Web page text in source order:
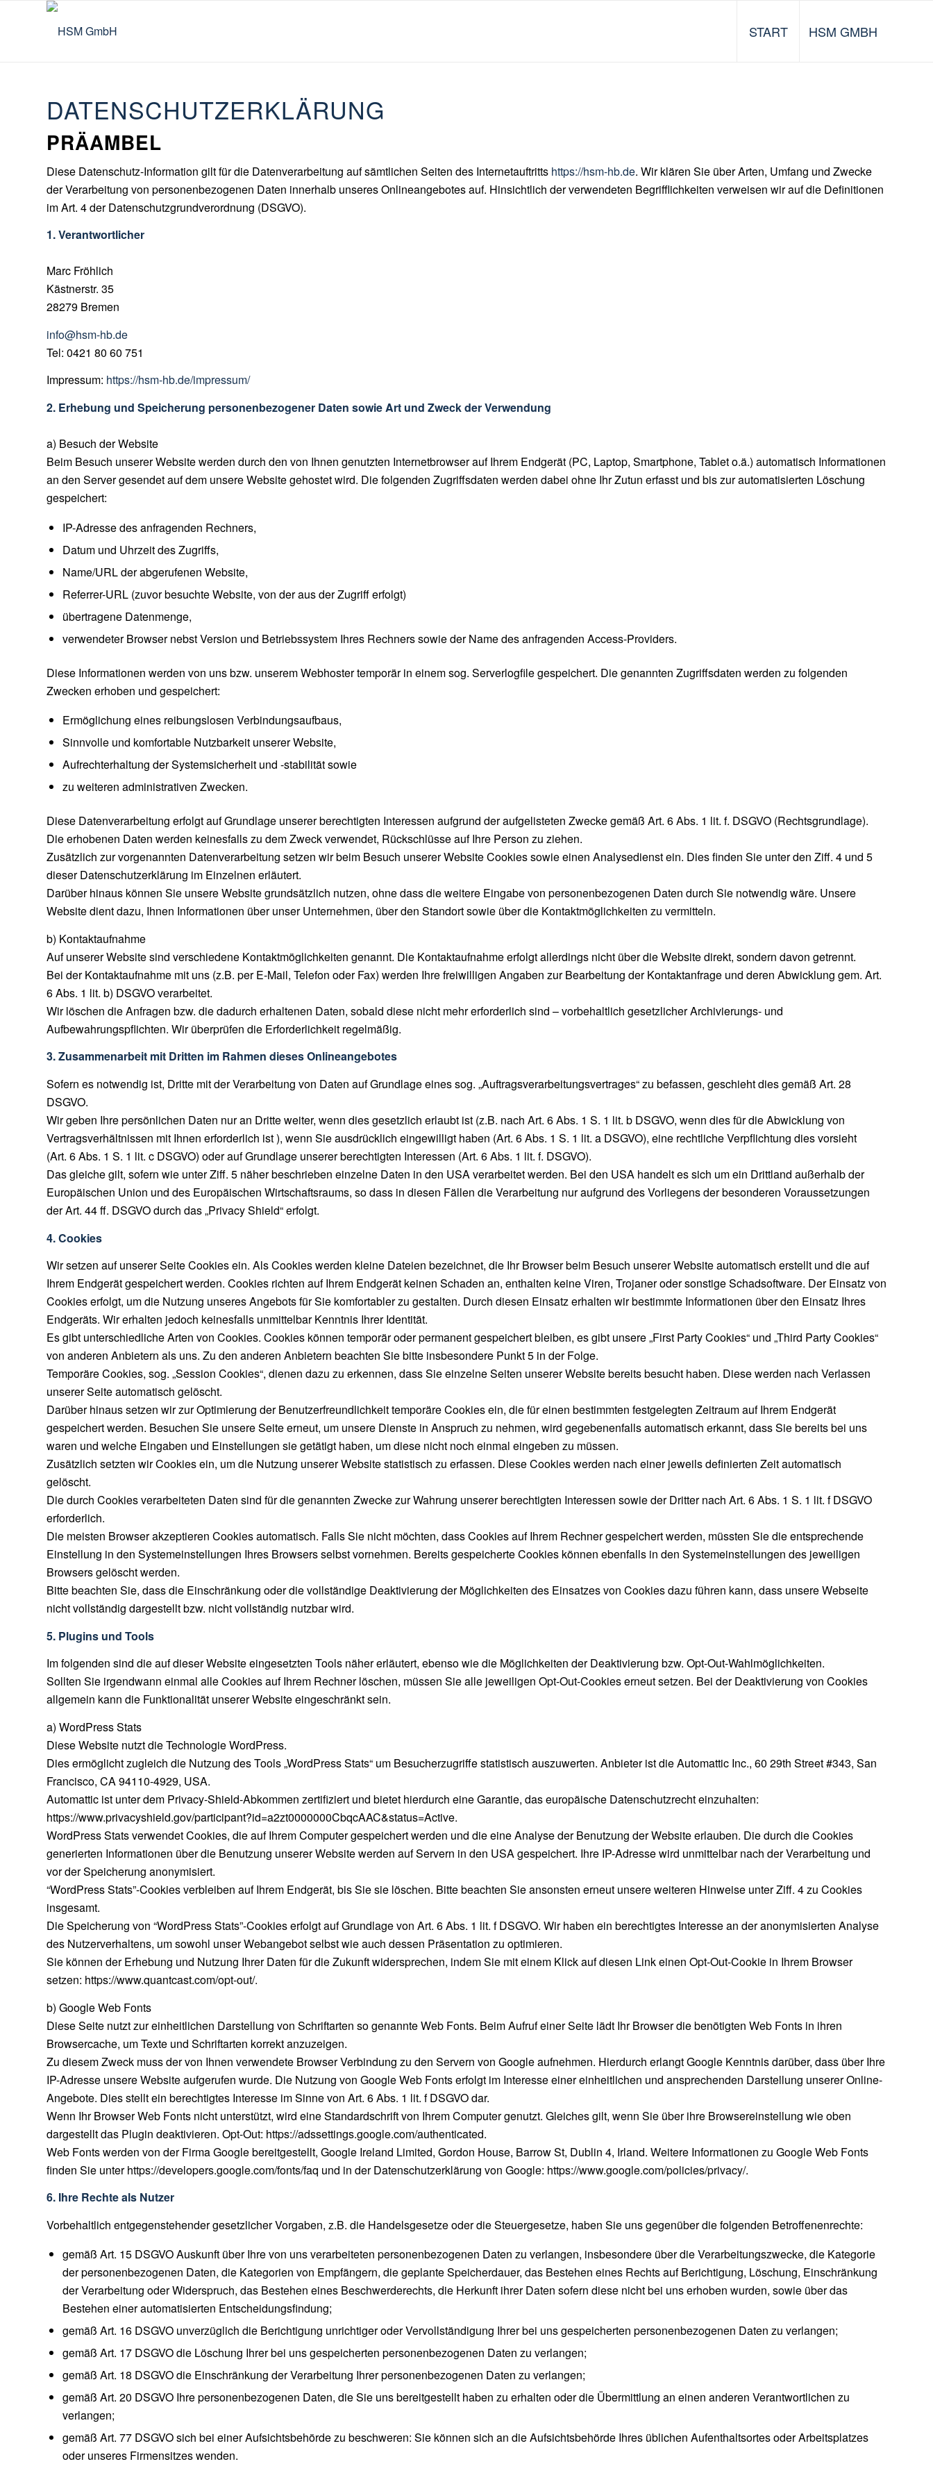
START HSM GMBH
DATENSCHUTZERKLÄRUNG
PRÄAMBEL
Diese Datenschutz-Information gilt für die Datenverarbeitung auf sämtlichen Seiten des Internetauftritts https://hsm-hb.de. Wir klären Sie über Arten, Umfang und Zwecke
der Verarbeitung von personenbezogenen Daten innerhalb unseres Onlineangebotes auf. Hinsichtlich der verwendeten Begrifflichkeiten verweisen wir auf die Definitionen
im Art. 4 der Datenschutzgrundverordnung (DSGVO).
1. Verantwortlicher
Marc Fröhlich
Kästnerstr. 35
28279 Bremen
info@hsm-hb.de
Tel: 0421 80 60 751
Impressum: https://hsm-hb.de/impressum/
2. Erhebung und Speicherung personenbezogener Daten sowie Art und Zweck der Verwendung
a) Besuch der Website
Beim Besuch unserer Website werden durch den von Ihnen genutzten Internetbrowser auf Ihrem Endgerät (PC, Laptop, Smartphone, Tablet o.ä.) automatisch Informationen
an den Server gesendet auf dem unsere Website gehostet wird. Die folgenden Zugriffsdaten werden dabei ohne Ihr Zutun erfasst und bis zur automatisierten Löschung
gespeichert:
IP-Adresse des anfragenden Rechners,
Datum und Uhrzeit des Zugriffs,
Name/URL der abgerufenen Website,
Referrer-URL (zuvor besuchte Website, von der aus der Zugriff erfolgt)
übertragene Datenmenge,
verwendeter Browser nebst Version und Betriebssystem Ihres Rechners sowie der Name des anfragenden Access-Providers.
Diese Informationen werden von uns bzw. unserem Webhoster temporär in einem sog. Serverlogfile gespeichert. Die genannten Zugriffsdaten werden zu folgenden
Zwecken erhoben und gespeichert:
Ermöglichung eines reibungslosen Verbindungsaufbaus,
Sinnvolle und komfortable Nutzbarkeit unserer Website,
Aufrechterhaltung der Systemsicherheit und -stabilität sowie
zu weiteren administrativen Zwecken.
Diese Datenverarbeitung erfolgt auf Grundlage unserer berechtigten Interessen aufgrund der aufgelisteten Zwecke gemäß Art. 6 Abs. 1 lit. f. DSGVO (Rechtsgrundlage).
Die erhobenen Daten werden keinesfalls zu dem Zweck verwendet, Rückschlüsse auf Ihre Person zu ziehen.
Zusätzlich zur vorgenannten Datenverarbeitung setzen wir beim Besuch unserer Website Cookies sowie einen Analysedienst ein. Dies finden Sie unter den Ziff. 4 und 5
dieser Datenschutzerklärung im Einzelnen erläutert.
Darüber hinaus können Sie unsere Website grundsätzlich nutzen, ohne dass die weitere Eingabe von personenbezogenen Daten durch Sie notwendig wäre. Unsere
Website dient dazu, Ihnen Informationen über unser Unternehmen, über den Standort sowie über die Kontaktmöglichkeiten zu vermitteln.
b) Kontaktaufnahme
Auf unserer Website sind verschiedene Kontaktmöglichkeiten genannt. Die Kontaktaufnahme erfolgt allerdings nicht über die Website direkt, sondern davon getrennt.
Bei der Kontaktaufnahme mit uns (z.B. per E-Mail, Telefon oder Fax) werden Ihre freiwilligen Angaben zur Bearbeitung der Kontaktanfrage und deren Abwicklung gem. Art.
6 Abs. 1 lit. b) DSGVO verarbeitet.
Wir löschen die Anfragen bzw. die dadurch erhaltenen Daten, sobald diese nicht mehr erforderlich sind – vorbehaltlich gesetzlicher Archivierungs- und
Aufbewahrungspflichten. Wir überprüfen die Erforderlichkeit regelmäßig.
3. Zusammenarbeit mit Dritten im Rahmen dieses Onlineangebotes
Sofern es notwendig ist, Dritte mit der Verarbeitung von Daten auf Grundlage eines sog. „Auftragsverarbeitungsvertrages“ zu befassen, geschieht dies gemäß Art. 28
DSGVO.
Wir geben Ihre persönlichen Daten nur an Dritte weiter, wenn dies gesetzlich erlaubt ist (z.B. nach Art. 6 Abs. 1 S. 1 lit. b DSGVO, wenn dies für die Abwicklung von
Vertragsverhältnissen mit Ihnen erforderlich ist ), wenn Sie ausdrücklich eingewilligt haben (Art. 6 Abs. 1 S. 1 lit. a DSGVO), eine rechtliche Verpflichtung dies vorsieht
(Art. 6 Abs. 1 S. 1 lit. c DSGVO) oder auf Grundlage unserer berechtigten Interessen (Art. 6 Abs. 1 lit. f. DSGVO).
Das gleiche gilt, sofern wie unter Ziff. 5 näher beschrieben einzelne Daten in den USA verarbeitet werden. Bei den USA handelt es sich um ein Drittland außerhalb der
Europäischen Union und des Europäischen Wirtschaftsraums, so dass in diesen Fällen die Verarbeitung nur aufgrund des Vorliegens der besonderen Voraussetzungen
der Art. 44 ff. DSGVO durch das „Privacy Shield“ erfolgt.
4. Cookies
Wir setzen auf unserer Seite Cookies ein. Als Cookies werden kleine Dateien bezeichnet, die Ihr Browser beim Besuch unserer Website automatisch erstellt und die auf
Ihrem Endgerät gespeichert werden. Cookies richten auf Ihrem Endgerät keinen Schaden an, enthalten keine Viren, Trojaner oder sonstige Schadsoftware. Der Einsatz von
Cookies erfolgt, um die Nutzung unseres Angebots für Sie komfortabler zu gestalten. Durch diesen Einsatz erhalten wir bestimmte Informationen über den Einsatz Ihres
Endgeräts. Wir erhalten jedoch keinesfalls unmittelbar Kenntnis Ihrer Identität.
Es gibt unterschiedliche Arten von Cookies. Cookies können temporär oder permanent gespeichert bleiben, es gibt unsere „First Party Cookies“ und „Third Party Cookies“
von anderen Anbietern als uns. Zu den anderen Anbietern beachten Sie bitte insbesondere Punkt 5 in der Folge.
Temporäre Cookies, sog. „Session Cookies“, dienen dazu zu erkennen, dass Sie einzelne Seiten unserer Website bereits besucht haben. Diese werden nach Verlassen
unserer Seite automatisch gelöscht.
Darüber hinaus setzen wir zur Optimierung der Benutzerfreundlichkeit temporäre Cookies ein, die für einen bestimmten festgelegten Zeitraum auf Ihrem Endgerät
gespeichert werden. Besuchen Sie unsere Seite erneut, um unsere Dienste in Anspruch zu nehmen, wird gegebenenfalls automatisch erkannt, dass Sie bereits bei uns
waren und welche Eingaben und Einstellungen sie getätigt haben, um diese nicht noch einmal eingeben zu müssen.
Zusätzlich setzten wir Cookies ein, um die Nutzung unserer Website statistisch zu erfassen. Diese Cookies werden nach einer jeweils definierten Zeit automatisch
gelöscht.
Die durch Cookies verarbeiteten Daten sind für die genannten Zwecke zur Wahrung unserer berechtigten Interessen sowie der Dritter nach Art. 6 Abs. 1 S. 1 lit. f DSGVO
erforderlich.
Die meisten Browser akzeptieren Cookies automatisch. Falls Sie nicht möchten, dass Cookies auf Ihrem Rechner gespeichert werden, müssten Sie die entsprechende
Einstellung in den Systemeinstellungen Ihres Browsers selbst vornehmen. Bereits gespeicherte Cookies können ebenfalls in den Systemeinstellungen des jeweiligen
Browsers gelöscht werden.
Bitte beachten Sie, dass die Einschränkung oder die vollständige Deaktivierung der Möglichkeiten des Einsatzes von Cookies dazu führen kann, dass unsere Webseite
nicht vollständig dargestellt bzw. nicht vollständig nutzbar wird.
5. Plugins und Tools
Im folgenden sind die auf dieser Website eingesetzten Tools näher erläutert, ebenso wie die Möglichkeiten der Deaktivierung bzw. Opt-Out-Wahlmöglichkeiten.
Sollten Sie irgendwann einmal alle Cookies auf Ihrem Rechner löschen, müssen Sie alle jeweiligen Opt-Out-Cookies erneut setzen. Bei der Deaktivierung von Cookies
allgemein kann die Funktionalität unserer Website eingeschränkt sein.
a) WordPress Stats
Diese Website nutzt die Technologie WordPress.
Dies ermöglicht zugleich die Nutzung des Tools „WordPress Stats“ um Besucherzugriffe statistisch auszuwerten. Anbieter ist die Automattic Inc., 60 29th Street #343, San
Francisco, CA 94110-4929, USA.
Automattic ist unter dem Privacy-Shield-Abkommen zertifiziert und bietet hierdurch eine Garantie, das europäische Datenschutzrecht einzuhalten:
https://www.privacyshield.gov/participant?id=a2zt0000000CbqcAAC&status=Active.
WordPress Stats verwendet Cookies, die auf Ihrem Computer gespeichert werden und die eine Analyse der Benutzung der Website erlauben. Die durch die Cookies
generierten Informationen über die Benutzung unserer Website werden auf Servern in den USA gespeichert. Ihre IP-Adresse wird unmittelbar nach der Verarbeitung und
vor der Speicherung anonymisiert.
“WordPress Stats”-Cookies verbleiben auf Ihrem Endgerät, bis Sie sie löschen. Bitte beachten Sie ansonsten erneut unsere weiteren Hinweise unter Ziff. 4 zu Cookies
insgesamt.
Die Speicherung von “WordPress Stats”-Cookies erfolgt auf Grundlage von Art. 6 Abs. 1 lit. f DSGVO. Wir haben ein berechtigtes Interesse an der anonymisierten Analyse
des Nutzerverhaltens, um sowohl unser Webangebot selbst wie auch dessen Präsentation zu optimieren.
Sie können der Erhebung und Nutzung Ihrer Daten für die Zukunft widersprechen, indem Sie mit einem Klick auf diesen Link einen Opt-Out-Cookie in Ihrem Browser
setzen: https://www.quantcast.com/opt-out/.
b) Google Web Fonts
Diese Seite nutzt zur einheitlichen Darstellung von Schriftarten so genannte Web Fonts. Beim Aufruf einer Seite lädt Ihr Browser die benötigten Web Fonts in ihren
Browsercache, um Texte und Schriftarten korrekt anzuzeigen.
Zu diesem Zweck muss der von Ihnen verwendete Browser Verbindung zu den Servern von Google aufnehmen. Hierdurch erlangt Google Kenntnis darüber, dass über Ihre
IP-Adresse unsere Website aufgerufen wurde. Die Nutzung von Google Web Fonts erfolgt im Interesse einer einheitlichen und ansprechenden Darstellung unserer Online-
Angebote. Dies stellt ein berechtigtes Interesse im Sinne von Art. 6 Abs. 1 lit. f DSGVO dar.
Wenn Ihr Browser Web Fonts nicht unterstützt, wird eine Standardschrift von Ihrem Computer genutzt. Gleiches gilt, wenn Sie über ihre Browsereinstellung wie oben
dargestellt das Plugin deaktivieren. Opt-Out: https://adssettings.google.com/authenticated.
Web Fonts werden von der Firma Google bereitgestellt, Google Ireland Limited, Gordon House, Barrow St, Dublin 4, Irland. Weitere Informationen zu Google Web Fonts
finden Sie unter https://developers.google.com/fonts/faq und in der Datenschutzerklärung von Google: https://www.google.com/policies/privacy/.
6. Ihre Rechte als Nutzer
Vorbehaltlich entgegenstehender gesetzlicher Vorgaben, z.B. die Handelsgesetze oder die Steuergesetze, haben Sie uns gegenüber die folgenden Betroffenenrechte:
gemäß Art. 15 DSGVO Auskunft über Ihre von uns verarbeiteten personenbezogenen Daten zu verlangen, insbesondere über die Verarbeitungszwecke, die Kategorie
der personenbezogenen Daten, die Kategorien von Empfängern, die geplante Speicherdauer, das Bestehen eines Rechts auf Berichtigung, Löschung, Einschränkung
der Verarbeitung oder Widerspruch, das Bestehen eines Beschwerderechts, die Herkunft ihrer Daten sofern diese nicht bei uns erhoben wurden, sowie über das
Bestehen einer automatisierten Entscheidungsfindung;
gemäß Art. 16 DSGVO unverzüglich die Berichtigung unrichtiger oder Vervollständigung Ihrer bei uns gespeicherten personenbezogenen Daten zu verlangen;
gemäß Art. 17 DSGVO die Löschung Ihrer bei uns gespeicherten personenbezogenen Daten zu verlangen;
gemäß Art. 18 DSGVO die Einschränkung der Verarbeitung Ihrer personenbezogenen Daten zu verlangen;
gemäß Art. 20 DSGVO Ihre personenbezogenen Daten, die Sie uns bereitgestellt haben zu erhalten oder die Übermittlung an einen anderen Verantwortlichen zu
verlangen;
gemäß Art. 77 DSGVO sich bei einer Aufsichtsbehörde zu beschweren: Sie können sich an die Aufsichtsbehörde Ihres üblichen Aufenthaltsortes oder Arbeitsplatzes
oder unseres Firmensitzes wenden.